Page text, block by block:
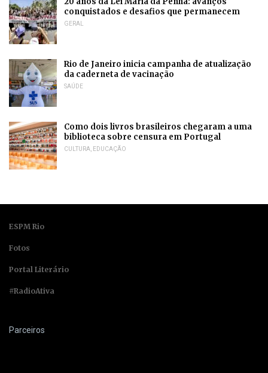
conquistados e desafios que permanecem
GERAL
Rio de Janeiro inicia campanha de atualização
da caderneta de vacinação
SAÚDE
Como dois livros brasileiros chegaram a uma
biblioteca sobre censura em Portugal
CULTURA, EDUCAÇÃO
ESPM Rio
Fotos
Portal Literário
#RadioAtiva
Parceiros